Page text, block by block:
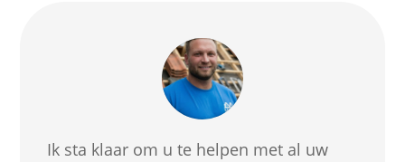
Ik sta klaar om u te helpen met al uw